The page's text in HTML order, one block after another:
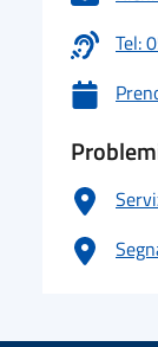
Tel: